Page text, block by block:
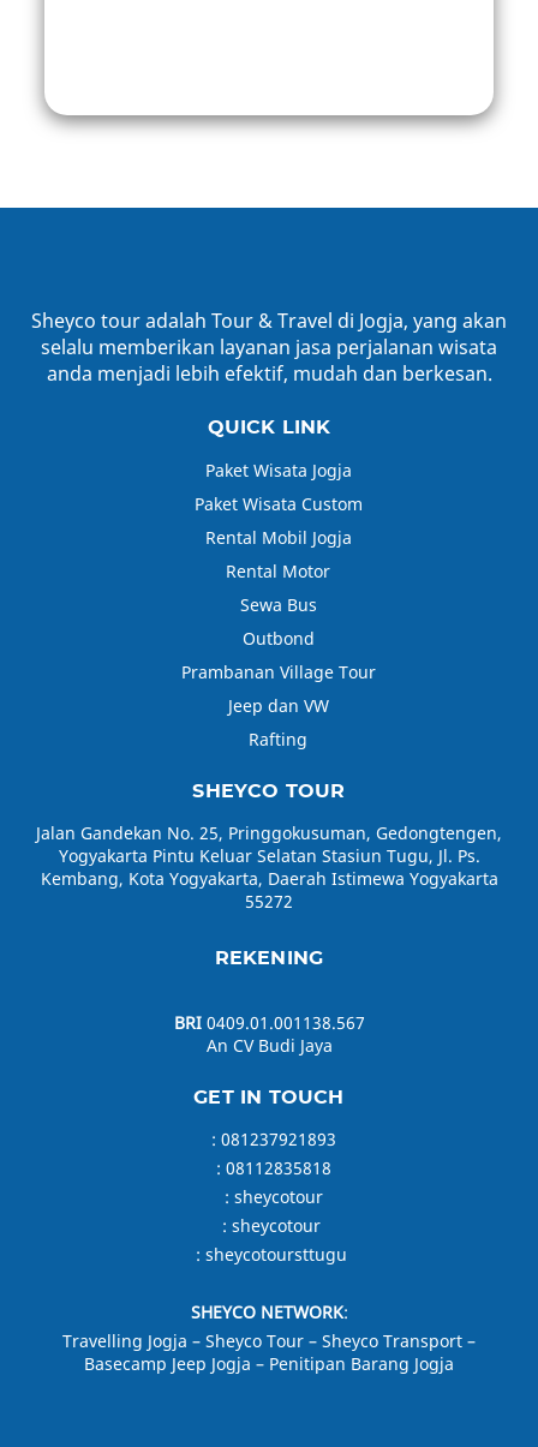
Sheyco tour adalah Tour & Travel di Jogja, yang akan
selalu memberikan layanan jasa perjalanan wisata
anda menjadi lebih efektif, mudah dan berkesan.
QUICK LINK
Paket Wisata Jogja
Paket Wisata Custom
Rental Mobil Jogja
Rental Motor
Sewa Bus
Outbond
Prambanan Village Tour
Jeep dan VW
Rafting
SHEYCO TOUR
Jalan Gandekan No. 25, Pringgokusuman, Gedongtengen,
Yogyakarta Pintu Keluar Selatan Stasiun Tugu, Jl. Ps.
Kembang, Kota Yogyakarta, Daerah Istimewa Yogyakarta
55272
REKENING
BRI0409.01.001138.567
An CV Budi Jaya
GET IN TOUCH
: 081237921893
: 08112835818
: sheycotour
: sheycotour
: sheycotoursttugu
SHEYCO NETWORK:
Travelling Jogja – Sheyco Tour – Sheyco Transport –
Basecamp Jeep Jogja – Penitipan Barang Jogja